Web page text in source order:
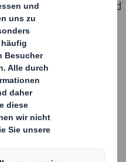
Digitaldruckbildern
und
Wege für eine
Kundenansprache
neue,
und
von DS Smith, das
realistisch
Fixier- und
auf großes Interesse